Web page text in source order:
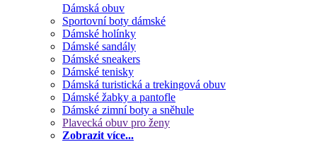
Dámská obuv
Sportovní boty dámské
Dámské holínky
Dámské sandály
Dámské sneakers
Dámské tenisky
Dámská turistická a trekingová obuv
Dámské žabky a pantofle
Dámské zimní boty a sněhule
Plavecká obuv pro ženy
Zobrazit více...